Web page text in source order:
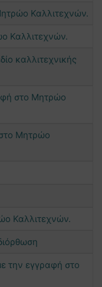
Καλλιτεχνών.
Καλλιτεχνών.
καλλιτεχνικής
στο Μητρώο
Μητρώο
Καλλιτεχνών.
την εγγραφή στο